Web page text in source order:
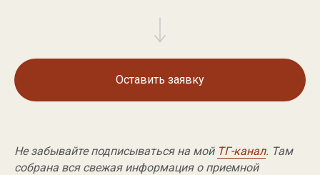
Оставить заявку
Не забывайте подписываться на мой ТГ-канал. Там
собрана вся свежая информация о приемной